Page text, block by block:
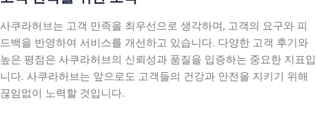
사쿠라허브는 고객 만족을 최우선으로 생각하며, 고객의 요구와 피
드백을 반영하여 서비스를 개선하고 있습니다. 다양한 고객 후기와
높은 평점은 사쿠라허브의 신뢰성과 품질을 입증하는 중요한 지표입
니다. 사쿠라허브는 앞으로도 고객들의 건강과 안전을 지키기 위해
끊임없이 노력할 것입니다.